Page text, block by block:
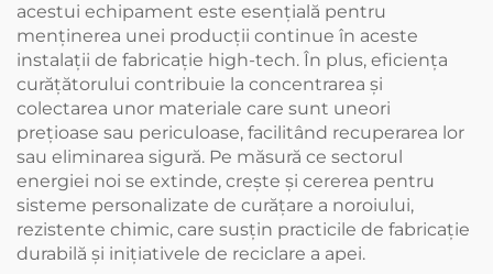
acestui echipament este esențială pentru
menținerea unei producții continue în aceste
instalații de fabricație high-tech. În plus, eficiența
curățătorului contribuie la concentrarea și
colectarea unor materiale care sunt uneori
prețioase sau periculoase, facilitând recuperarea lor
sau eliminarea sigură. Pe măsură ce sectorul
energiei noi se extinde, crește și cererea pentru
sisteme personalizate de curățare a noroiului,
rezistente chimic, care susțin practicile de fabricație
durabilă și inițiativele de reciclare a apei.